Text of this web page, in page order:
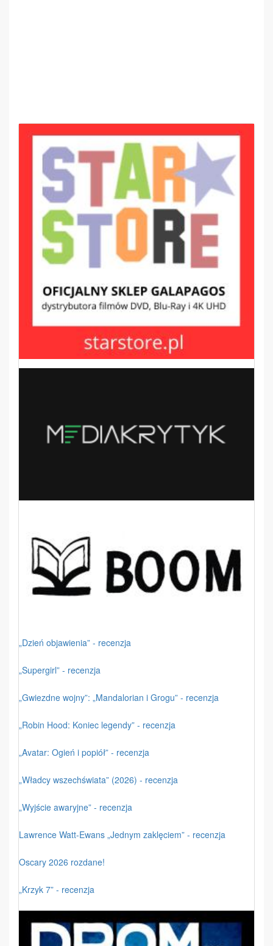
„Dzień objawienia” - recenzja
„Supergirl” - recenzja
„Gwiezdne wojny”: „Mandalorian i Grogu” - recenzja
„Robin Hood: Koniec legendy” - recenzja
„Avatar: Ogień i popiół” - recenzja
„Władcy wszechświata” (2026) - recenzja
„Wyjście awaryjne” - recenzja
Lawrence Watt-Ewans „Jednym zaklęciem” - recenzja
Oscary 2026 rozdane!
„Krzyk 7” - recenzja